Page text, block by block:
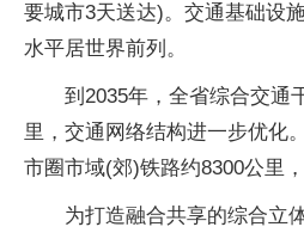
要城市3天送达)。交通基础设
水平居世界前列。
到2035年，全省综合交通
里，交通网络结构进一步优化
市圈市域(郊)铁路约8300公里
为打造融合共享的综合立